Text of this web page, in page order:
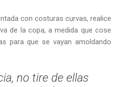
con costuras curvas, realice
de la copa, a medida que cose
para que se vayan amoldando
no tire de ellas